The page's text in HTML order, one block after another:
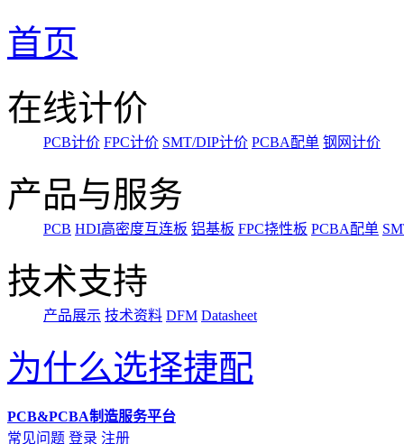
首页
在线计价
PCB计价 FPC计价 SMT/DIP计价 PCBA配单 钢网计价
产品与服务
PCB HDI高密度互连板 铝基板 FPC挠性板 PCBA配单
技术支持
产品展示 技术资料 DFM Datasheet
为什么选择捷配
PCB&PCBA制造服务平台
常见问题 登录 注册